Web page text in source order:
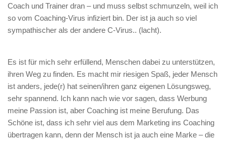
Coach und Trainer dran – und muss selbst schmunzeln, weil ich
so vom Coaching-Virus infiziert bin. Der ist ja auch so viel
sympathischer als der andere C-Virus.. (lacht).
Es ist für mich sehr erfüllend, Menschen dabei zu unterstützen,
ihren Weg zu finden. Es macht mir riesigen Spaß, jeder Mensch
ist anders, jede(r) hat seinen/ihren ganz eigenen Lösungsweg,
sehr spannend. Ich kann nach wie vor sagen, dass Werbung
meine Passion ist, aber Coaching ist meine Berufung. Das
Schöne ist, dass ich sehr viel aus dem Marketing ins Coaching
übertragen kann, denn der Mensch ist ja auch eine Marke – die